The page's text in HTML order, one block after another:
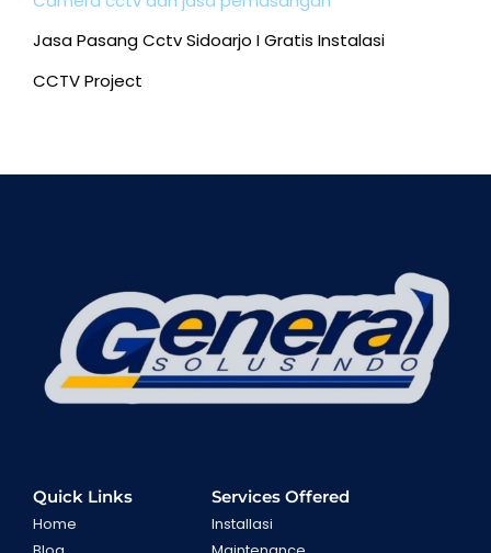
Jasa Pasang Cctv Sidoarjo I Gratis Instalasi
CCTV Project
Quick Links
Home
Services Offered
Installasi